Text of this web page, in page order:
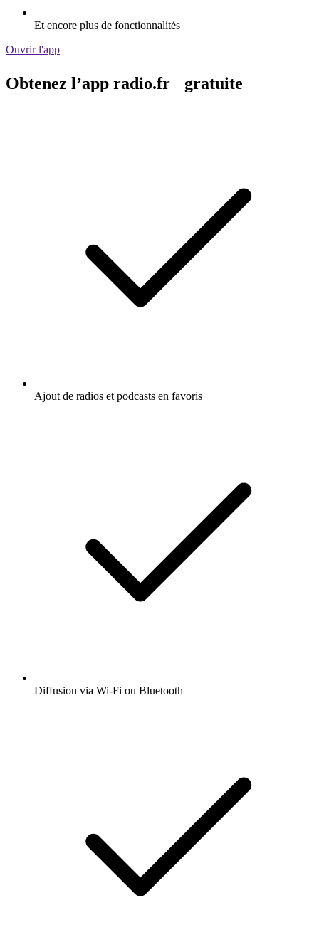
Et encore plus de fonctionnalités
Ouvrir l'app
Obtenez l’app radio.fr gratuite
Ajout de radios et podcasts en favoris
Diffusion via Wi-Fi ou Bluetooth